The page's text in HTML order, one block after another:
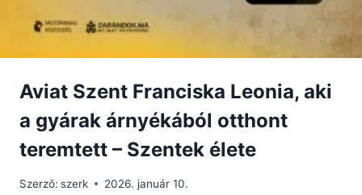
Aviat Szent Franciska Leonia, aki
a gyárak árnyékából otthont
teremtett – Szentek élete
Szerző: szerk 2026. január 10.